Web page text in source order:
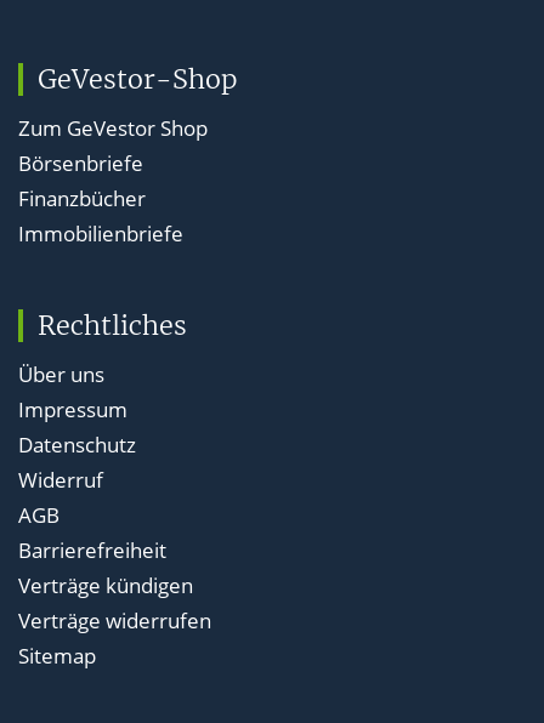
GeVestor-Shop
Zum GeVestor Shop
Börsenbriefe
Finanzbücher
Immobilienbriefe
Rechtliches
Über uns
Impressum
Datenschutz
Widerruf
AGB
Barrierefreiheit
Verträge kündigen
Verträge widerrufen
Sitemap